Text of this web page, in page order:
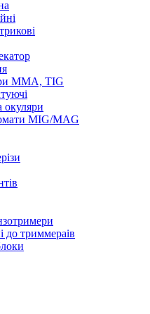
ММА, TIG
окуляри
MIG/MAG
до триммераів